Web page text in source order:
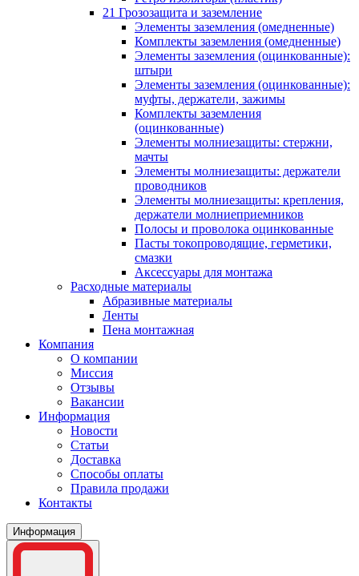
21 Грозозащита и заземление
Элементы заземления (омедненные)
Комплекты заземления (омедненные)
Элементы заземления (оцинкованные):
штыри
Элементы заземления (оцинкованные):
муфты, держатели, зажимы
Комплекты заземления
(оцинкованные)
Элементы молниезащиты: стержни,
мачты
Элементы молниезащиты: держатели
проводников
Элементы молниезащиты: крепления,
держатели молниеприемников
Полосы и проволока оцинкованные
Пасты токопроводящие, герметики,
смазки
Аксессуары для монтажа
Расходные материалы
Абразивные материалы
Ленты
Пена монтажная
Компания
О компании
Миссия
Отзывы
Вакансии
Информация
Новости
Статьи
Доставка
Способы оплаты
Правила продажи
Контакты
Информация